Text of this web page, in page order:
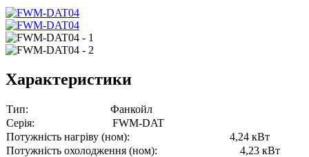
Характеристики
Тип:
Фанкойл
Серія:
FWM-DAT
Потужність нагріву (ном):
4,24 кВт
Потужність охолодження (ном):
4,23 кВт